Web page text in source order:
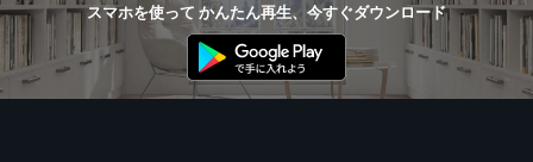
スマホを使って かんたん再生、今すぐダウンロード